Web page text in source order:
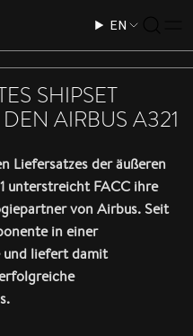
EN
SHIPSET
AIRBUS A321
Liefersatzes der äußeren
unterstreicht FACC ihre
von Airbus. Seit
in einer
liefert damit